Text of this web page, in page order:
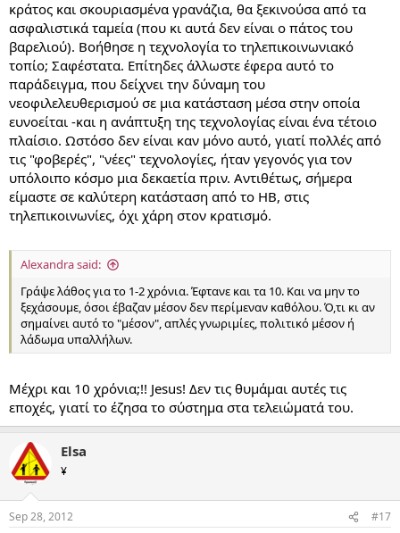
κράτος και σκουριασμένα γρανάζια, θα ξεκινούσα από τα
ασφαλιστικά ταμεία (που κι αυτά δεν είναι ο πάτος του
βαρελιού). Βοήθησε η τεχνολογία το τηλεπικοινωνιακό
τοπίο; Σαφέστατα. Επίτηδες άλλωστε έφερα αυτό το
παράδειγμα, που δείχνει την δύναμη του
νεοφιλελευθερισμού σε μια κατάσταση μέσα στην οποία
ευνοείται -και η ανάπτυξη της τεχνολογίας είναι ένα τέτοιο
πλαίσιο. Ωστόσο δεν είναι καν μόνο αυτό, γιατί πολλές από
τις "φοβερές", "νέες" τεχνολογίες, ήταν γεγονός για τον
υπόλοιπο κόσμο μια δεκαετία πριν. Αντιθέτως, σήμερα
είμαστε σε καλύτερη κατάσταση από το ΗΒ, στις
τηλεπικοινωνίες, όχι χάρη στον κρατισμό.
Alexandra said:
Γράψε λάθος για το 1-2 χρόνια. Έφτανε και τα 10. Και να μην το
ξεχάσουμε, όσοι έβαζαν μέσον δεν περίμεναν καθόλου. Ό,τι κι αν
σημαίνει αυτό το "μέσον", απλές γνωριμίες, πολιτικό μέσον ή
λάδωμα υπαλλήλων.
Μέχρι και 10 χρόνια;!! Jesus! Δεν τις θυμάμαι αυτές τις
εποχές, γιατί το έζησα το σύστημα στα τελειώματά του.
Elsa
¥
Sep 28, 2012 #17